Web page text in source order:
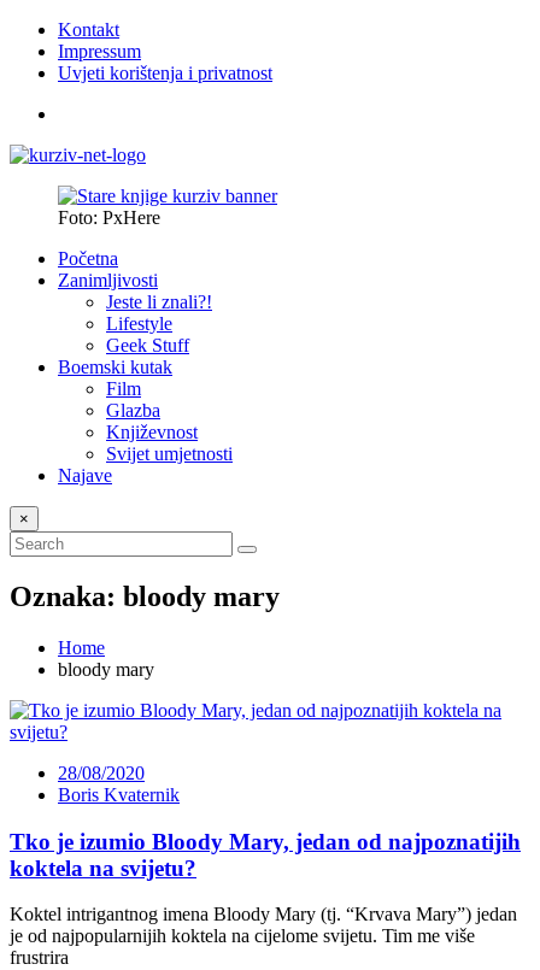
Kontakt
Impressum
Uvjeti korištenja i privatnost
Foto: PxHere
Početna
Zanimljivosti
Jeste li znali?!
Lifestyle
Geek Stuff
Boemski kutak
Film
Glazba
Književnost
Svijet umjetnosti
Najave
×
Oznaka: bloody mary
Home
bloody mary
28/08/2020
Boris Kvaternik
Tko je izumio Bloody Mary, jedan od najpoznatijih
koktela na svijetu?
Koktel intrigantnog imena Bloody Mary (tj. “Krvava Mary”) jedan
je od najpopularnijih koktela na cijelome svijetu. Tim me više
frustrira